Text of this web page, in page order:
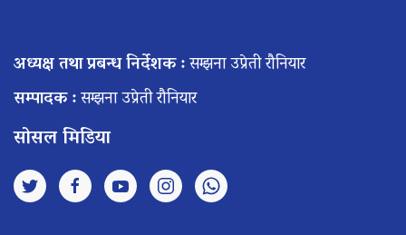
अध्यक्ष तथा प्रबन्ध निर्देशक :सम्झना उप्रेती रौनियार
सम्पादक :सम्झना उप्रेती रौनियार
सोसल मिडिया